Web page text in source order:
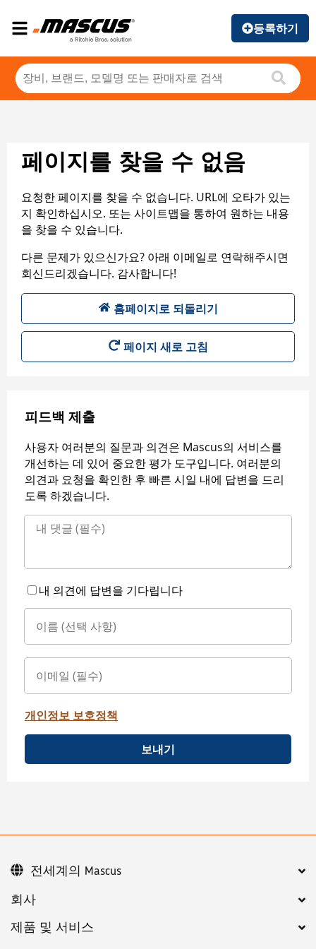
등록하기
페이지를 찾을 수 없음
요청한 페이지를 찾을 수 없습니다. URL에 오타가 있는
지 확인하십시오. 또는 사이트맵을 통하여 원하는 내용
을 찾을 수 있습니다.
다른 문제가 있으신가요? 아래 이메일로 연락해주시면
회신드리겠습니다. 감사합니다!
홈페이지로 되돌리기
페이지 새로 고침
피드백 제출
사용자 여러분의 질문과 의견은 Mascus의 서비스를
개선하는 데 있어 중요한 평가 도구입니다. 여러분의
의견과 요청을 확인한 후 빠른 시일 내에 답변을 드리
도록 하겠습니다.
내 의견에 답변을 기다립니다
개인정보 보호정책
보내기
회사
제품 및 서비스
전세계의 Mascus